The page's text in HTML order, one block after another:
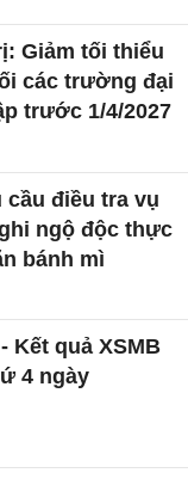
Giảm tối thiểu
các trường đại
trước 1/4/2027
cầu điều tra vụ
ngộ độc thực
bánh mì
Kết quả XSMB
4 ngày